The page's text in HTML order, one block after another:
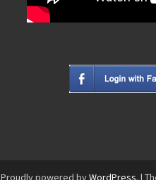
Proudly powered byWordPress. |